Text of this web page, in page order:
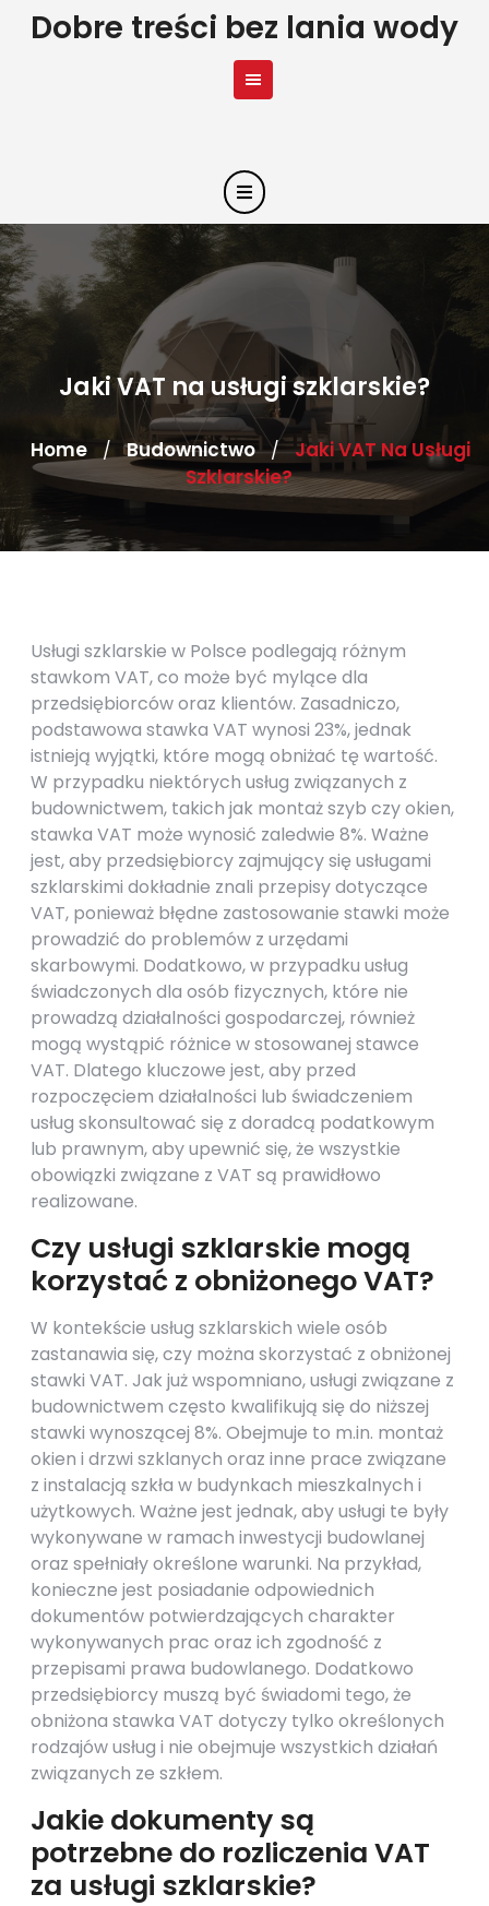
SkipDobre treści bez lania wody
Jaki VAT na usługi szklarskie?
Home / Budownictwo / Jaki VAT Na Usługi
Szklarskie?
Usługi szklarskie w Polsce podlegają różnym
stawkom VAT, co może być mylące dla
przedsiębiorców oraz klientów. Zasadniczo,
podstawowa stawka VAT wynosi 23%, jednak
istnieją wyjątki, które mogą obniżać tę wartość.
W przypadku niektórych usług związanych z
budownictwem, takich jak montaż szyb czy okien,
stawka VAT może wynosić zaledwie 8%. Ważne
jest, aby przedsiębiorcy zajmujący się usługami
szklarskimi dokładnie znali przepisy dotyczące
VAT, ponieważ błędne zastosowanie stawki może
prowadzić do problemów z urzędami
skarbowymi. Dodatkowo, w przypadku usług
świadczonych dla osób fizycznych, które nie
prowadzą działalności gospodarczej, również
mogą wystąpić różnice w stosowanej stawce
VAT. Dlatego kluczowe jest, aby przed
rozpoczęciem działalności lub świadczeniem
usług skonsultować się z doradcą podatkowym
lub prawnym, aby upewnić się, że wszystkie
obowiązki związane z VAT są prawidłowo
realizowane.
Czy usługi szklarskie mogą
korzystać z obniżonego VAT?
W kontekście usług szklarskich wiele osób
zastanawia się, czy można skorzystać z obniżonej
stawki VAT. Jak już wspomniano, usługi związane z
budownictwem często kwalifikują się do niższej
stawki wynoszącej 8%. Obejmuje to m.in. montaż
okien i drzwi szklanych oraz inne prace związane
z instalacją szkła w budynkach mieszkalnych i
użytkowych. Ważne jest jednak, aby usługi te były
wykonywane w ramach inwestycji budowlanej
oraz spełniały określone warunki. Na przykład,
konieczne jest posiadanie odpowiednich
dokumentów potwierdzających charakter
wykonywanych prac oraz ich zgodność z
przepisami prawa budowlanego. Dodatkowo
przedsiębiorcy muszą być świadomi tego, że
obniżona stawka VAT dotyczy tylko określonych
rodzajów usług i nie obejmuje wszystkich działań
związanych ze szkłem.
Jakie dokumenty są
potrzebne do rozliczenia VAT
za usługi szklarskie?